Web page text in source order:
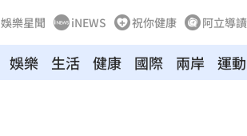
娛樂星聞 iNEWS 祝你健康 阿立導讀
娛樂 生活 健康 國際 兩岸 運動